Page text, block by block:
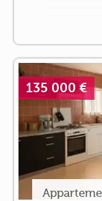
135 000 €